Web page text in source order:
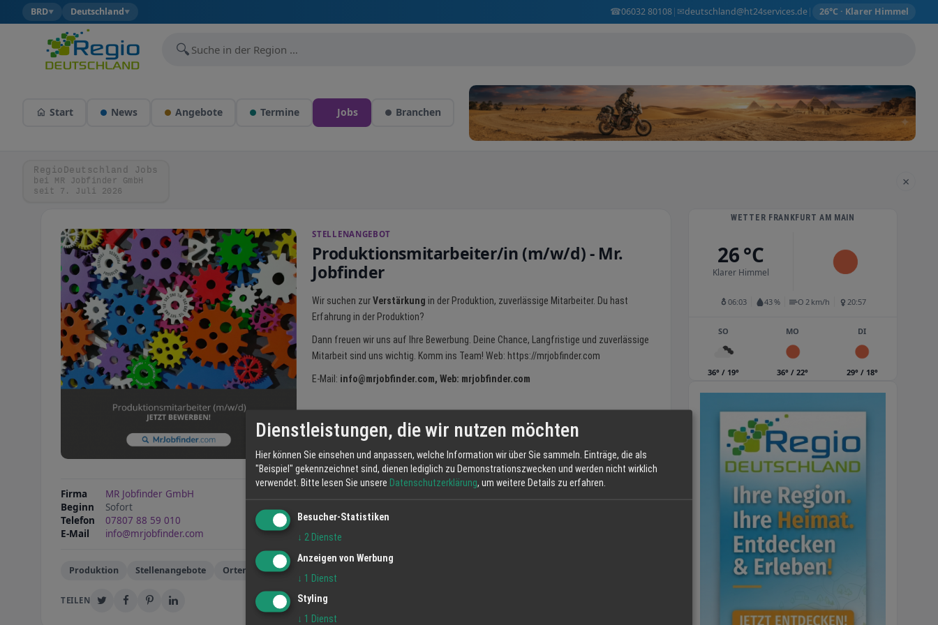
BRD▼ Deutschland▼ ☎06032 80108| ✉deutschland@ht24services.de| 26°C · Klarer Himmel
🔍
Start News Angebote Termine Jobs Branchen
RegioDeutschland Jobs
bei MR Jobfinder GmbH
seit 7. Juli 2026
×
STELLENANGEBOT
Produktionsmitarbeiter/in (m/w/d) - Mr.
Jobfinder
Wir suchen zurVerstärkung in der Produktion, zuverlässige Mitarbeiter. Du hast
Erfahrung in der Produktion?
Dann freuen wir uns auf Ihre Bewerbung. Deine Chance, Langfristige und zuverlässige
Mitarbeit sind uns wichtig. Komm ins Team! Web: https://mrjobfinder.com
E-Mail: info@mrjobfinder.com, Web: mrjobfinder.com
Firma
MR Jobfinder GmbH
Beginn
Sofort
Telefon
07807 88 59 010
E-Mail
info@mrjobfinder.com
Produktion Stellenangebote Ortenau Job
TEILEN
WETTER FRANKFURT AM MAIN
26 °C
Klarer Himmel
06:03 43 % O 2 km/h 20:57
SO
36° / 19°
MO
36° / 22°
DI
29° / 18°
Dienstleistungen, die wir nutzen möchten
Hier können Sie einsehen und anpassen, welche Information wir über Sie sammeln. Einträge, die als
"Beispiel" gekennzeichnet sind, dienen lediglich zu Demonstrationszwecken und werden nicht wirklich
verwendet. Bitte lesen Sie unsere Datenschutzerklärung, um weitere Details zu erfahren.
Besucher-Statistiken
↓ 2 Dienste
Anzeigen von Werbung
↓ 1 Dienst
Styling
↓ 1 Dienst